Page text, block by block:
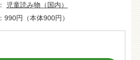
児童読み物（国内）
990円（本体900円）